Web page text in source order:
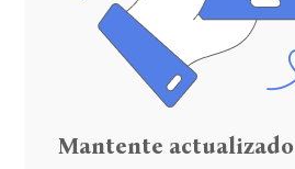
Mantente actualizado